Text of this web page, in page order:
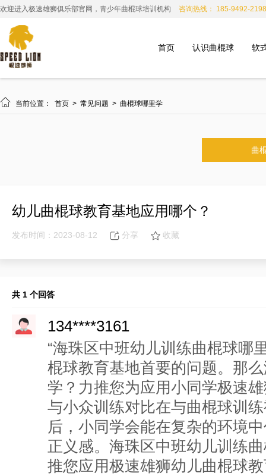
欢迎进入极速雄狮俱乐部官网，青少年曲棍球培训机构 咨询热线： 185-9492-2198
首页 认识曲棍球 软
 当前位置： 首页 > 常见问题 > 曲棍球哪里学
曲
幼儿曲棍球教育基地应用哪个？
发布时间：2023-08-12 分享 收藏
共 1 个回答
134****3161
“海珠区中班幼儿训练曲棍球哪
棍球教育基地首要的问题。那
学？力推您为应用小同学极速
与小众训练对比在与曲棍球训
后，小同学会能在复杂的环境
正义感。海珠区中班幼儿训练
推您应用极速雄狮幼儿曲棍球